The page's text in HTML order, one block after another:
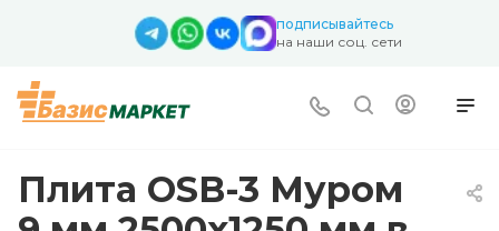
подписывайтесь
на наши соц. сети
Плита OSB-3 Муром